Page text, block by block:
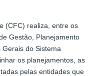
(CFC) realiza, entre os
Gestão, Planejamento
do Sistema
os planejamentos, as
pelas entidades que